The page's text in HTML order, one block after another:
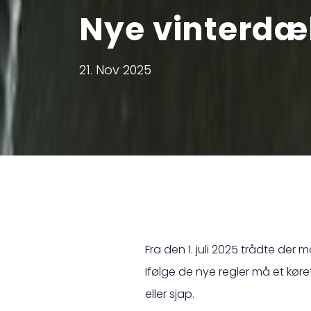
Nye
21. Nov 2025
Fra den 1. juli 2025 trådte
Ifølge de nye regler må et
eller sjap.